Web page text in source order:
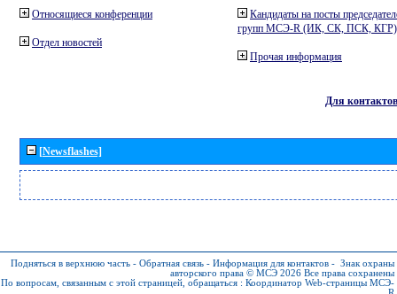
Относящиеся конференции
Отдел новостей
Кандидаты на посты
групп МСЭ-R (ИК, СК, ПСК, КГР)
Прочая информация
Для контактов
[Newsflashes]
Подняться в верхнюю часть - Обратная связь - Информация для контактов - Знак охраны
авторского права © МСЭ 2026 Все права сохранены
По вопросам, связанным с этой страницей, обращаться : Координатор Web-страницы МСЭ-